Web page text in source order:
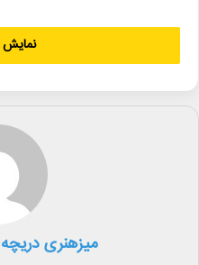
هجدهمین جشنواره
برگزار می‌شود و در آن علاوه بر
نمایش آثار و اجرای برنامه
میزهنری